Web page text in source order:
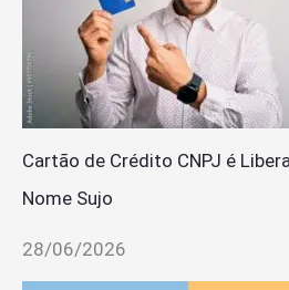
Cartão de Crédito CNPJ é
Nome Sujo
28/06/2026